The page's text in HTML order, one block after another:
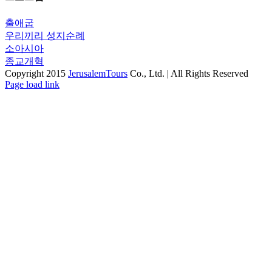
출애굽
우리끼리 성지순례
소아시아
종교개혁
Copyright 2015 JerusalemTours Co., Ltd. | All Rights Reserved
Toggle
Page load link